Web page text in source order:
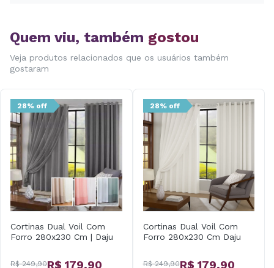
Quem viu, também gostou
Veja produtos relacionados que os usuários também
gostaram
28% off
Cortinas Dual Voil Com
Forro 280x230 Cm | Daju
R$ 249,90R$ 179,90
28% off
Cortinas Dual Voil Com
Forro 280x230 Cm Daju
R$ 249,90R$ 179,90